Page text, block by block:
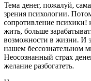
Тема денег, пожалуй,
зрения психологии.
сопротивление психики!
жить, больше
возможности в жизни. И
нашем бессознательном
Неосознанный страх
желание разбогатеть.